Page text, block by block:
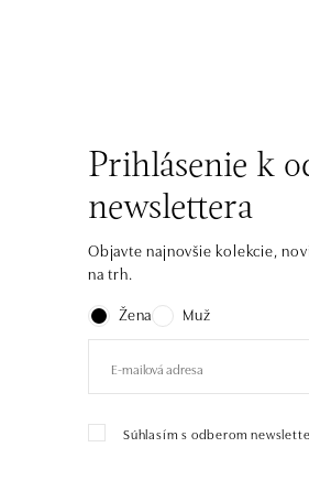
Prihlásenie k
newslettera
Objavte najnovšie kolekcie,
na trh.
Žena
Muž
Súhlasím s odberom